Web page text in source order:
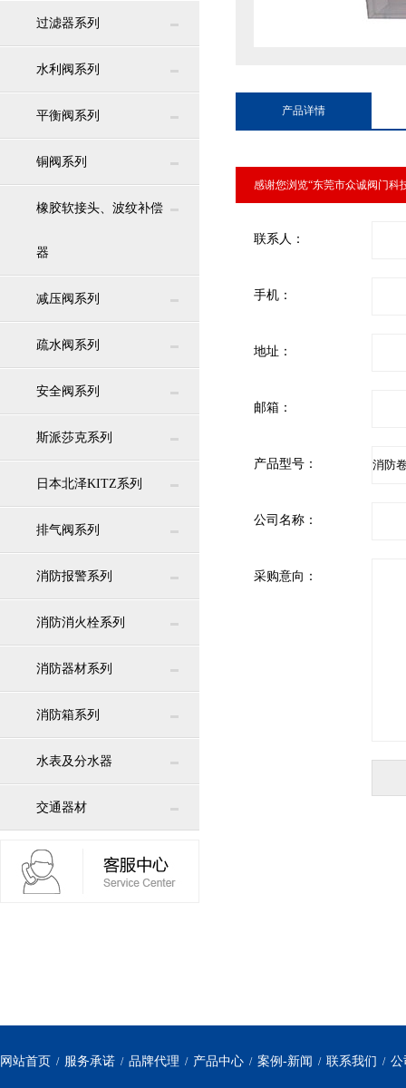
过滤器系列
水利阀系列
平衡阀系列
铜阀系列
橡胶软接头、波纹补偿
器
减压阀系列
疏水阀系列
安全阀系列
斯派莎克系列
日本北泽KITZ系列
排气阀系列
消防报警系列
消防消火栓系列
消防器材系列
消防箱系列
水表及分水器
交通器材
产品详情
感谢您浏览“东莞市众诚阀门科
联系人：
手机：
地址：
邮箱：
产品型号：
公司名称：
采购意向：
网站首页 / 服务承诺 / 品牌代理 / 产品中心 / 案例-新闻 / 联系我们 / 公